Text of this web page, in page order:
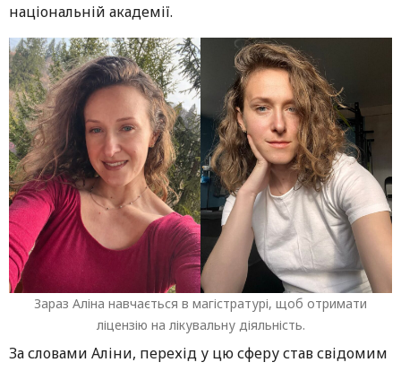
національній академії.
Зараз Аліна навчається в магістратурі, щоб отримати
ліцензію на лікувальну діяльність.
За словами Алiни, перехід у цю сферу став свідомим